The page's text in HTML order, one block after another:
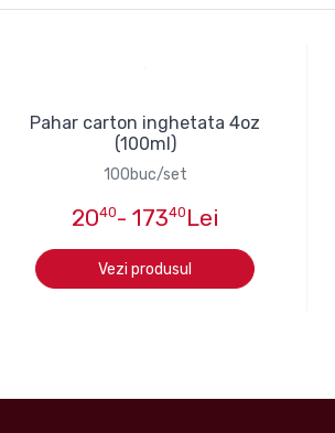
Pahar carton inghetata 4oz
(100ml)
100buc/set
2040- 17340 Lei
Vezi produsul